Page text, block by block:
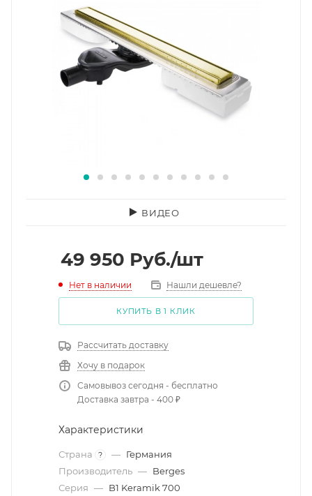
ВИДЕО
49 950 Руб./шт
Нет в наличии Нашли дешевле?
КУПИТЬ В 1 КЛИК
Рассчитать доставку
Хочу в подарок
Самовывоз сегодня - бесплатно
Доставка завтра - 400 ₽
Характеристики
Страна ? — Германия
Производитель — Berges
Серия — B1 Keramik 700